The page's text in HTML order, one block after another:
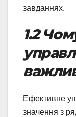
завданнях.
1.2
Ефективне
значення з